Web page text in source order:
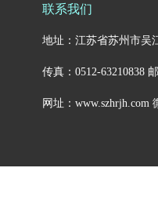
联系我们
地址：江苏省苏州市吴
传真：0512-63210838
网址：www.szhrjh.com